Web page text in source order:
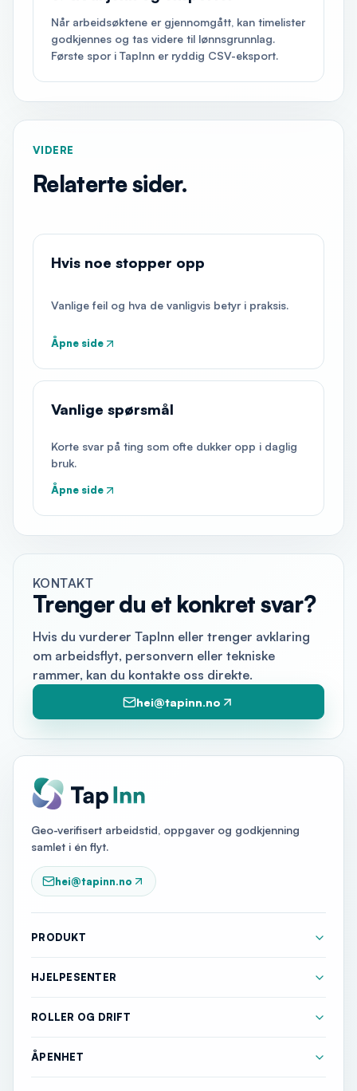
Når arbeidsøktene er gjennomgått, kan timelister
godkjennes og tas videre til lønnsgrunnlag.
Første spor i TapInn er ryddig CSV-eksport.
VIDERE
Relaterte sider.
Hvis noe stopper opp
Vanlige feil og hva de vanligvis betyr i praksis.
Åpne side
Vanlige spørsmål
Korte svar på ting som ofte dukker opp i daglig
bruk.
Åpne side
KONTAKT
Trenger du et konkret svar?
Hvis du vurderer TapInn eller trenger avklaring
om arbeidsflyt, personvern eller tekniske
rammer, kan du kontakte oss direkte.
hei@tapinn.no
Geo-verifisert arbeidstid, oppgaver og godkjenning
samlet i én flyt.
hei@tapinn.no
PRODUKT
HJELPESENTER
ROLLER OG DRIFT
ÅPENHET